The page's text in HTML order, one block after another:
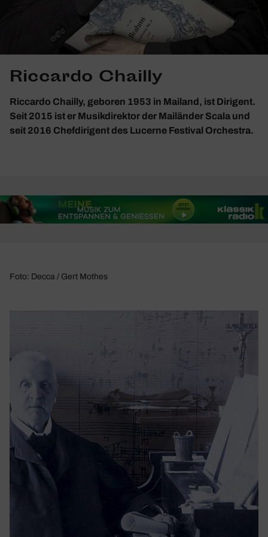
Riccardo Chailly
Riccardo Chailly, geboren 1953 in Mailand, ist Dirigent.
Seit 2015 ist er Musikdirektor der Mailänder Scala und
seit 2016 Chefdirigent des Lucerne Festival Orchestra.
Foto: Decca / Gert Mothes